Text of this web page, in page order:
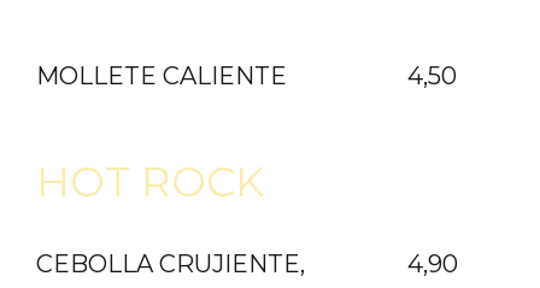
MOLLETE CALIENTE 4,50
HOT ROCK
CEBOLLA CRUJIENTE,
4,90